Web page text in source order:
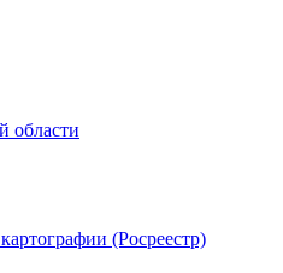
области
(Росреестр)